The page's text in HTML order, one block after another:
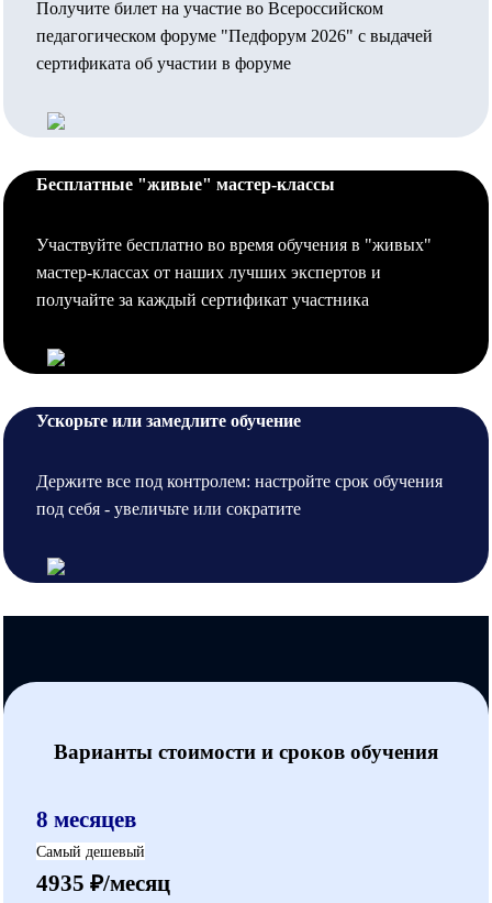
Получите билет на участие во Всероссийском
педагогическом форуме "Педфорум 2026" с выдачей
сертификата об участии в форуме
Бесплатные "живые" мастер-классы
Участвуйте бесплатно во время обучения в "живых"
мастер-классах от наших лучших экспертов и
получайте за каждый сертификат участника
Ускорьте или замедлите обучение
Держите все под контролем: настройте срок обучения
под себя - увеличьте или сократите
Варианты стоимости и сроков обучения
8 месяцев
Самый дешевый
4935 ₽/месяц